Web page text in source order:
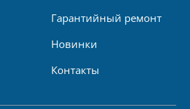
Гарантийный ремонт
Новинки
Контакты